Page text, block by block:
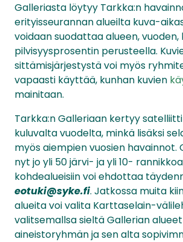
Galleriasta löytyy Tarkka:n
erityisseurannan alueilta kuva-
voidaan suodattaa alueen, vuoden,
pilvisyysprosentin perusteella.
sittämisjärjestystä voi myös
vapaasti käyttää, kunhan kuvien
mainitaan.
Tarkka:n Galleriaan kertyy
kuluvalta vuodelta, minkä lisäksi
myös aiempien vuosien havainnot.
nyt jo yli 50 järvi- ja yli 10-
kohdealueisiin voi ehdottaa
eotuki@syke.fi. Jatkossa muita
alueita voi valita Karttaselain-
valitsemallsa sieltä Gallerian
aineistoryhmän ja sen alta